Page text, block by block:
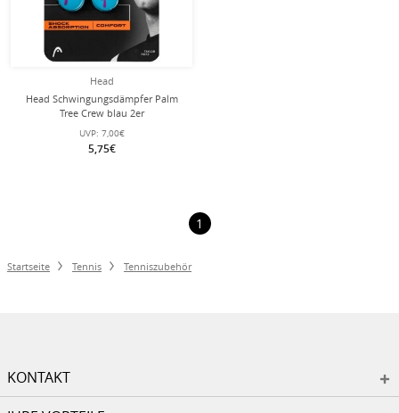
Head
Head Schwingungsdämpfer Palm
Tree Crew blau 2er
UVP: 7,00€
5,75€
1
Startseite Tennis Tenniszubehör
KONTAKT